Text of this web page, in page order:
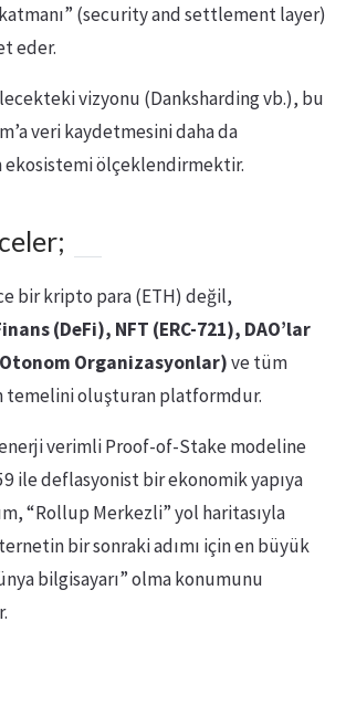
(security and settlement layer)
eder.
vizyonu (Danksharding vb.), bu
veri kaydetmesini daha da
ölçeklendirmektir.
bir kripto para (ETH) değil,
(DeFi), NFT (ERC-721), DAO’lar
Organizasyonlar)ve tüm
temelini oluşturan platformdur.
verimli Proof-of-Stake modeline
ile deflasyonist bir ekonomik yapıya
“Rollup Merkezli” yol haritasıyla
bir sonraki adımı için en büyük
bilgisayarı” olma konumunu